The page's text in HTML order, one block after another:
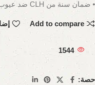
• ضمان سنة من CLH ضد عيوب الصناعة.
Add to compare
1544
حصة: